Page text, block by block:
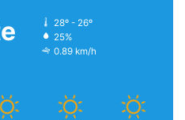
28º - 26º
25%
0.89 km/h